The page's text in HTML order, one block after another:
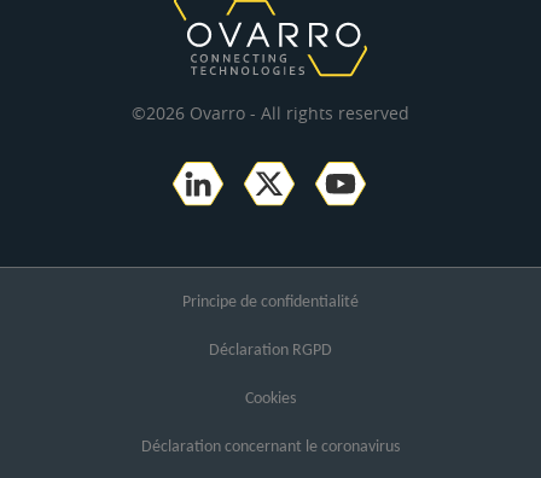
©2026 Ovarro - All rights reserved
Principe de confidentialité
Déclaration RGPD
Cookies
Déclaration concernant le coronavirus